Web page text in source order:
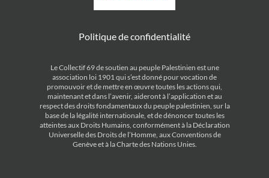
Politique de confidentialité
Le Collectif 69 de soutien au peuple Palestinien est une
association loi 1901 qui s’est donné pour vocation de
promouvoir et de mettre en œuvre toutes les actions qui,
maintenant et dans l’avenir, aideront à l’application et au
respect des droits fondamentaux du peuple palestinien, sur la
base de la légalité internationale, et de dénoncer toutes les
atteintes aux Droits Humains, conformément à la Déclaration
Universelle des Droits de l’Homme, aux Conventions de
Genève et à la Charte des Nations Unies.